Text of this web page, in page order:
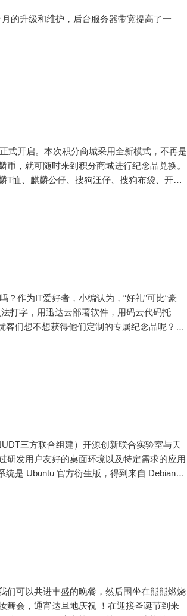
的升级和维护，后台服务器带宽提高了一
式开启。本次积分商城采用全新模式，不再是
，就可随时来到积分商城进行纪念品兑换。
T恤、麒麟公仔、搜狗汪仔、搜狗布袋、开源
作为IT爱好者，小编认为，“好礼”可比“豪
打字，用迅达云部署软件，用码云代码托
们想不想获得他们定制的专属纪念品呢？都
三方联合组建）开源创新联合实验室与天
研发用户友好的桌面环境以及特定需求的应用
是 Ubuntu 官方衍生版，得到来自 Debian、
们可以共进丰盛的晚餐，然后围坐在熊熊燃烧
舞会，通宵达旦地庆祝 ！在迎接圣诞节到来